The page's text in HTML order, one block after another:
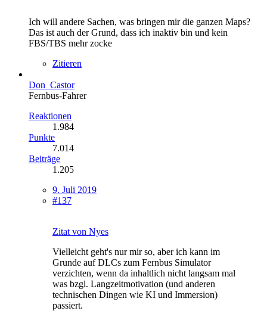
Ich will andere Sachen, was bringen mir die ganzen Maps?
Das ist auch der Grund, dass ich inaktiv bin und kein
FBS/TBS mehr zocke
Zitieren
Don_Castor
Fernbus-Fahrer
Reaktionen
1.984
Punkte
7.014
Beiträge
1.205
9. Juli 2019
#137
Zitat von Nyes
Vielleicht geht's nur mir so, aber ich kann im
Grunde auf DLCs zum Fernbus Simulator
verzichten, wenn da inhaltlich nicht langsam mal
was bzgl. Langzeitmotivation (und anderen
technischen Dingen wie KI und Immersion)
passiert.